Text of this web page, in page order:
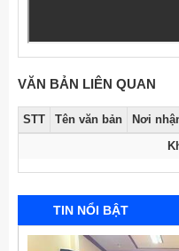
VĂN BẢN LIÊN QUAN
STT Tên văn bản Nơi
TIN NỔI BẬT